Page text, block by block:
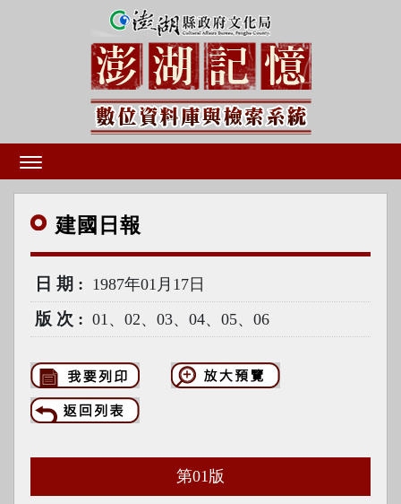
建國 日報
日期 1987年01月17日
版次 01、02、03、04、05、06
第01 版